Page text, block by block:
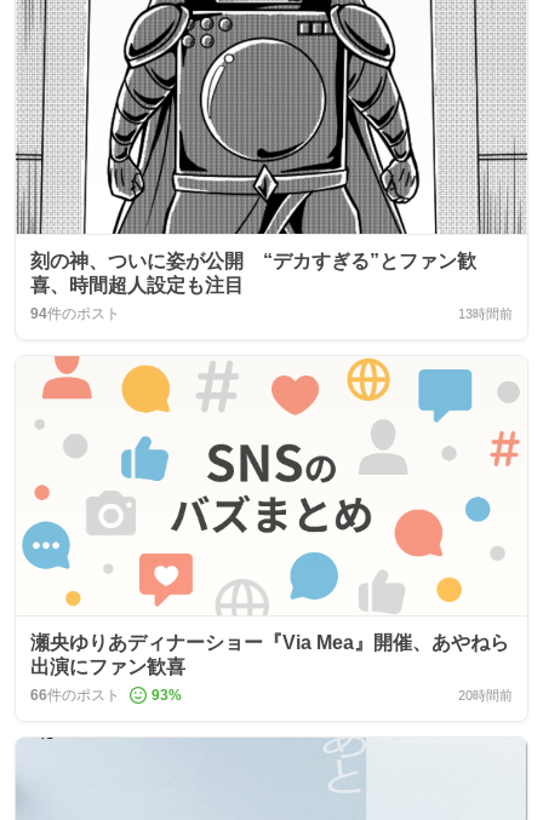
刻の神、ついに姿が公開 “デカすぎる”とファン歓
喜、時間超人設定も注目
94件のポスト 13時間前
瀬央ゆりあディナーショー『Via Mea』開催、あやねら
出演にファン歓喜
66件のポスト 93% 20時間前